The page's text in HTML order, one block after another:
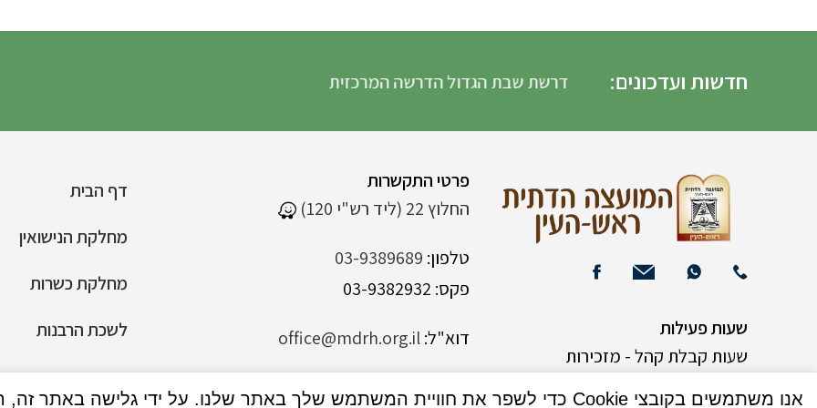
חדשות ועדכונים: דרשת שבת הגדול הדרשה המרכזית
דף הבית
מחלקת הנישואין
מחלקת כשרות
לשכת הרבנות
הצהרת נגישות
פרטי התקשרות
החלוץ 22 (ליד רש"י 120)
טלפון: 03-9389689
פקס: 03-9382932
דוא"ל:office@mdrh.org.il
שעות פעילות
שעות קבלת קהל - מזכירות
אנו משתמשים בקובצי Cookie כדי לשפר את חוויית המשתמש שלך באתר שלנו. על ידי גלישה באתר זה, הנך מסכים לשימוש שלנו בקובצי Cookie.